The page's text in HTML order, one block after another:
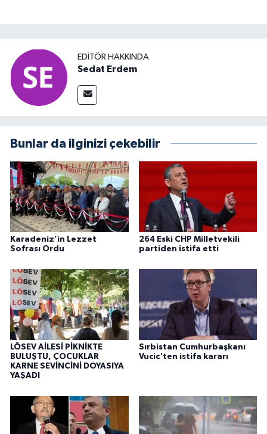
EDITÖR HAKKINDA
Sedat Erdem
Bunlar da ilginizi çekebilir
Karadeniz’in Lezzet
Sofrası Ordu
264 Eski CHP Milletvekili
partiden istifa etti
LÖSEV AİLESİ PİKNİKTE
BULUŞTU, ÇOCUKLAR
KARNE SEVİNCİNİ DOYASIYA
YAŞADI
Sırbistan Cumhurbaşkanı
Vucic'ten istifa kararı